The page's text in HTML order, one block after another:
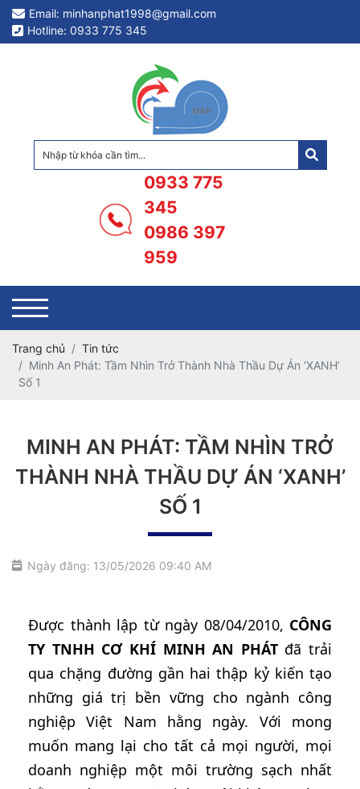
Email: minhanphat1998@gmail.com
Hotline: 0933 775 345
0933 775
345
0986 397
959
Trang chủ
Tin tức
Minh An Phát: Tầm Nhìn Trở Thành Nhà Thầu Dự Án ‘XANH’
Số 1
MINH AN PHÁT: TẦM NHÌN TRỞ
THÀNH NHÀ THẦU DỰ ÁN ‘XANH’
SỐ 1
Ngày đăng: 13/05/2026 09:40 AM
Được thành lập từ ngày 08/04/2010, CÔNG
TY TNHH CƠ KHÍ MINH AN PHÁTđã trải
qua chặng đường gần hai thập kỷ kiến tạo
những giá trị bền vững cho ngành công
nghiệp Việt Nam hằng ngày. Với mong
muốn mang lại cho tất cả mọi người, mọi
doanh nghiệp một môi trường sạch nhất